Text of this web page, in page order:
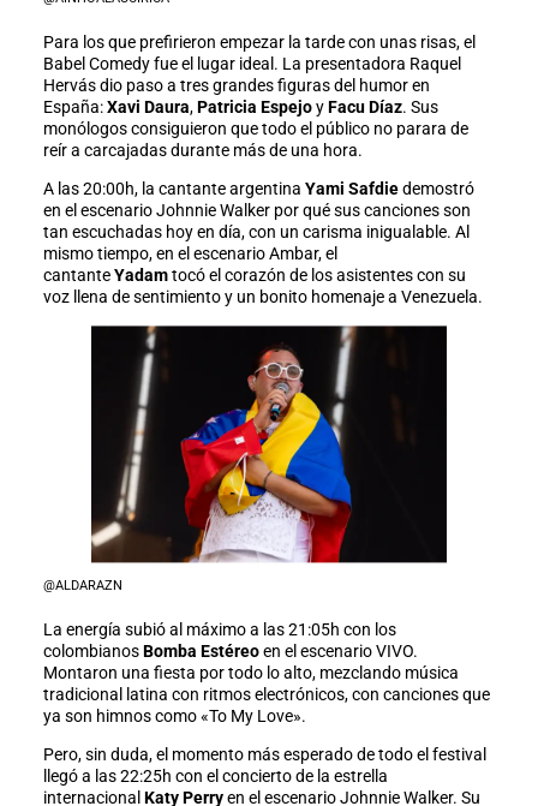
Para los que prefirieron empezar la tarde con unas risas, el
Babel Comedy fue el lugar ideal. La presentadora Raquel
Hervás dio paso a tres grandes figuras del humor en
España:Xavi Daura,Patricia EspejoyFacu Díaz. Sus
monólogos consiguieron que todo el público no parara de
reír a carcajadas durante más de una hora.
A las 20:00h, la cantante argentina Yami Safdiedemostró
en el escenario Johnnie Walker por qué sus canciones son
tan escuchadas hoy en día, con un carisma inigualable. Al
mismo tiempo, en el escenario Ambar, el
cantanteYadamtocó el corazón de los asistentes con su
voz llena de sentimiento y un bonito homenaje a Venezuela.
@ALDARAZN
La energía subió al máximo a las 21:05h con los
colombianosBomba Estéreoen el escenario VIVO.
Montaron una fiesta por todo lo alto, mezclando música
tradicional latina con ritmos electrónicos, con canciones que
ya son himnos como «To My Love».
Pero, sin duda, el momento más esperado de todo el festival
llegó a las 22:25h con el concierto de la estrella
internacional Katy Perryen el escenario Johnnie Walker. Su